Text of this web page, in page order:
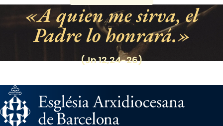
A quien me sirva, el
Padre lo honrará.
(Jn 12,24-26)